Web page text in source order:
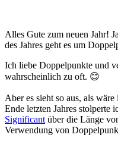
Alles Gute zum neuen Jahr!
des Jahres geht es um
Ich liebe Doppelpunkte und
wahrscheinlich zu oft. 😊
Aber es sieht so aus, als
Ende letzten Jahres stolperte
Significant über die Länge
Verwendung von